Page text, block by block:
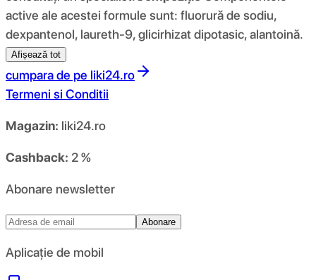
active ale acestei formule sunt: ​​fluorură de sodiu,
dexpantenol, laureth-9, glicirhizat dipotasic, alantoină.
Afișează tot
cumpara de pe liki24.ro
Termeni si Conditii
Magazin: liki24.ro
Cashback: 2 %
Abonare newsletter
Abonare
Aplicație de mobil